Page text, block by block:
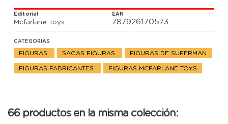
Editorial
Mcfarlane Toys
EAN
787926170573
CATEGORIAS
FIGURAS SAGAS FIGURAS FIGURAS DE SUPERMAN
FIGURAS FABRICANTES FIGURAS MCFARLANE TOYS
66 productos en la misma colección: